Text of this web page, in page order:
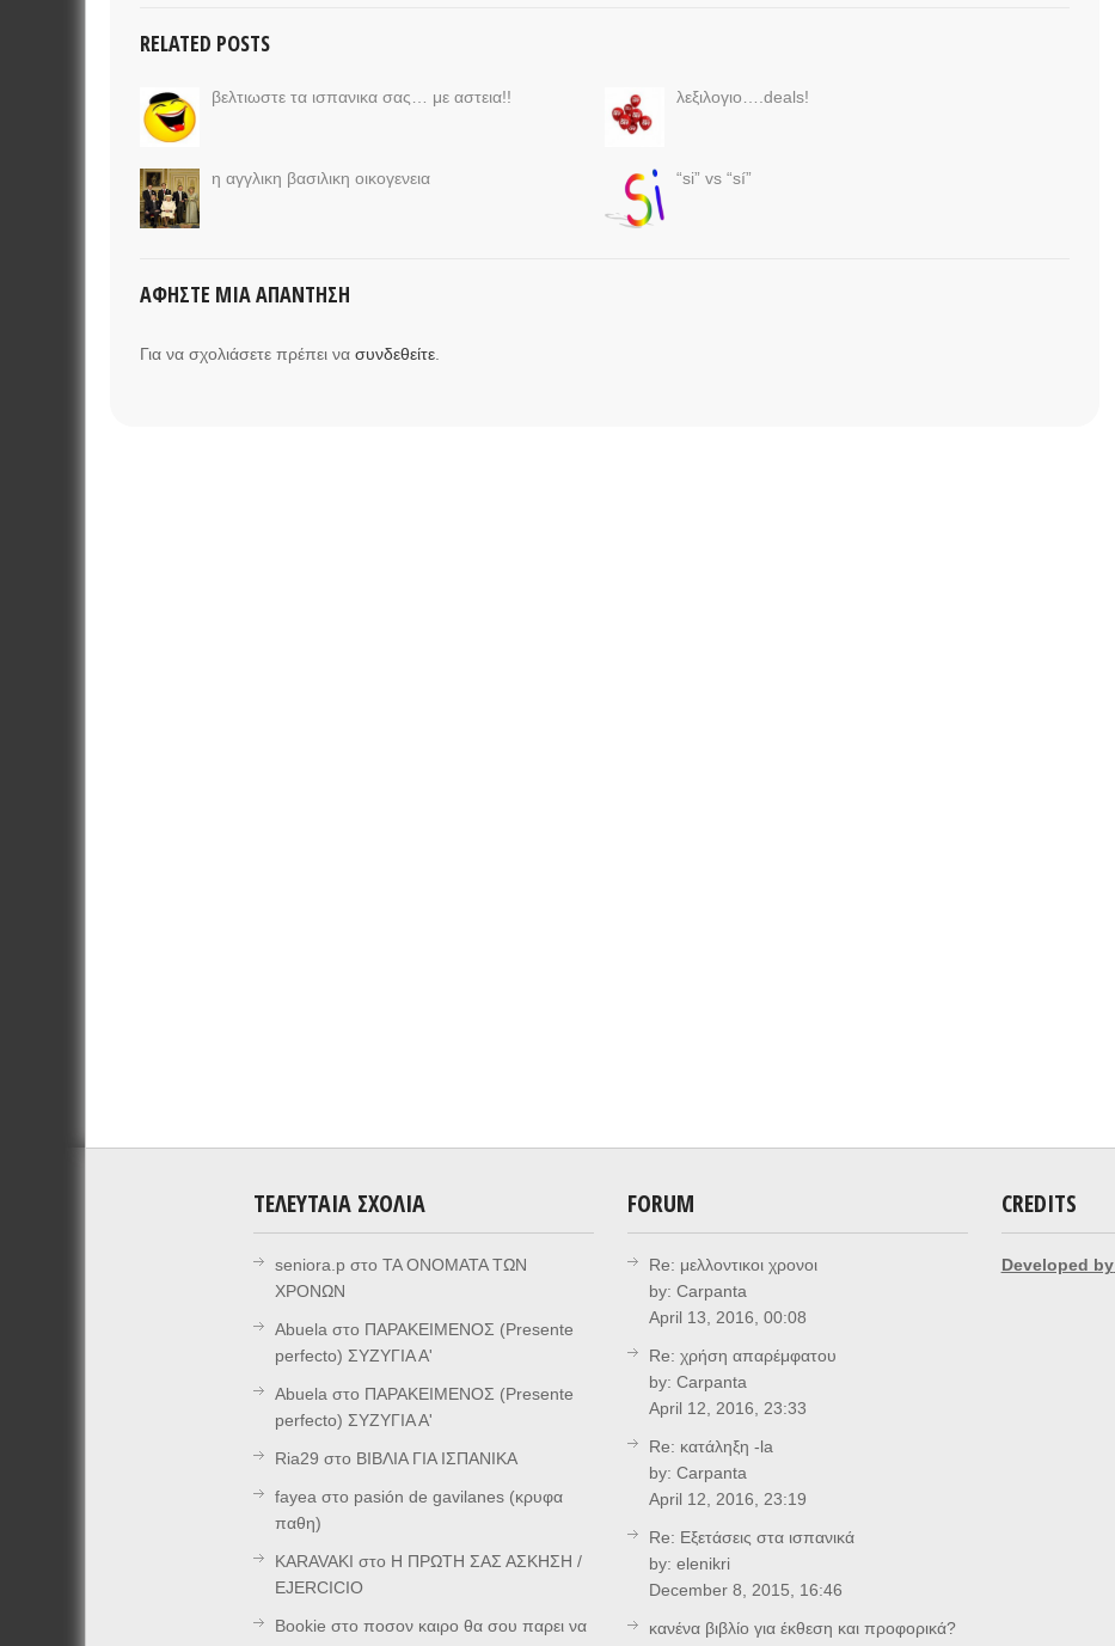
RELATED POSTS
βελτιωστε τα ισπανικα σας… με αστεια!! λεξιλογιο….deals!
η αγγλικη βασιλικη οικογενεια “si” vs “sí”
ΑΦΉΣΤΕ ΜΙΑ ΑΠΆΝΤΗΣΗ
Για να σχολιάσετε πρέπει να συνδεθείτε.
ΤΕΛΕΥΤΑΊΑ ΣΧΌΛΙΑ
seniora.p στο ΤΑ ΟΝΟΜΑΤΑ ΤΩΝ
ΧΡΟΝΩΝ
Abuela στο ΠΑΡΑΚΕΙΜΕΝΟΣ (Presente
perfecto) ΣΥΖΥΓΙΑ Α'
Abuela στο ΠΑΡΑΚΕΙΜΕΝΟΣ (Presente
perfecto) ΣΥΖΥΓΙΑ Α'
Ria29 στο ΒΙΒΛΙΑ ΓΙΑ ΙΣΠΑΝΙΚΑ
fayea στο pasión de gavilanes (κρυφα
παθη)
KARAVAKI στο Η ΠΡΩΤΗ ΣΑΣ ΑΣΚΗΣΗ /
EJERCICIO
Bookie στο ποσον καιρο θα σου παρει να
FORUM
Re: μελλοντικοι χρονοι
by: Carpanta
April 13, 2016, 00:08
Re: χρήση απαρέμφατου
by: Carpanta
April 12, 2016, 23:33
Re: κατάληξη -la
by: Carpanta
April 12, 2016, 23:19
Re: Eξετάσεις στα ισπανικά
by: elenikri
December 8, 2015, 16:46
κανένα βιβλίο για έκθεση και προφορικά?
CREDITS
Developed by